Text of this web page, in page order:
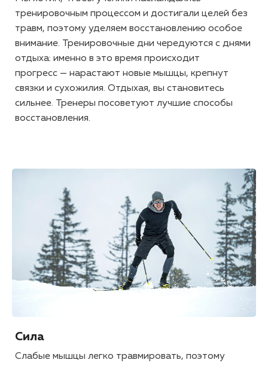
тренировочным процессом и достигали целей без
травм, поэтому уделяем восстановлению особое
внимание. Тренировочные дни чередуются с днями
отдыха: именно в это время происходит
прогресс — нарастают новые мышцы, крепнут
связки и сухожилия. Отдыхая, вы становитесь
сильнее. Тренеры посоветуют лучшие способы
восстановления.
Сила
Слабые мышцы легко травмировать, поэтому